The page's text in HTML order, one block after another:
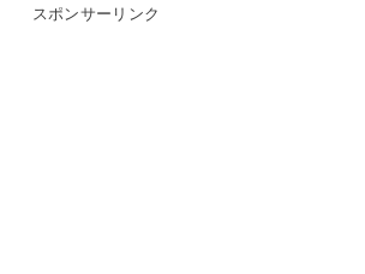
スポンサーリンク